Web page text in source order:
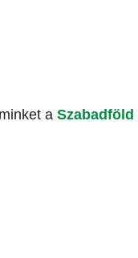
a Szabadföld